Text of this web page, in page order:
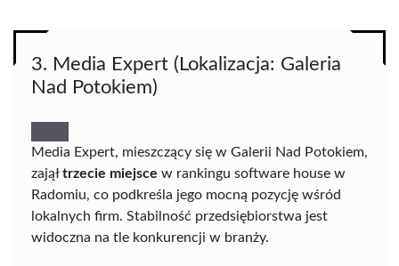
3. Media Expert (Lokalizacja: Galeria
Nad Potokiem)
Media Expert, mieszczący się w Galerii Nad Potokiem,
zająłtrzecie miejsce w rankingu software house w
Radomiu, co podkreśla jego mocną pozycję wśród
lokalnych firm. Stabilność przedsiębiorstwa jest
widoczna na tle konkurencji w branży.